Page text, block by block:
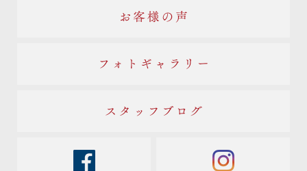
お客様の声
フォトギャラリー
スタッフブログ
instagram